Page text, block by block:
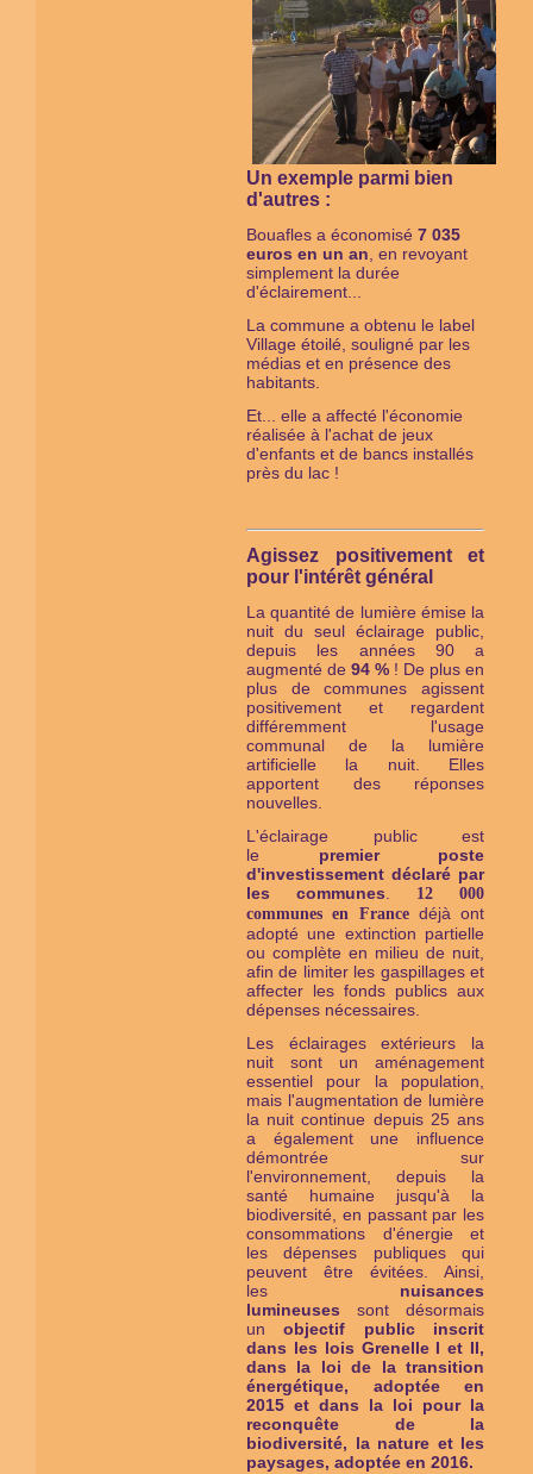
Un exemple parmi bien
d'autres :
Bouafles a économisé 7 035
euros en un an, en revoyant
simplement la durée
d'éclairement...
La commune a obtenu le label
Village étoilé, souligné par les
médias et en présence des
habitants.
Et... elle a affecté l'économie
réalisée à l'achat de jeux
d'enfants et de bancs installés
près du lac !
Agissez positivement et
pour l'intérêt général
La quantité de lumière émise la
nuit du seul éclairage public,
depuis les années 90 a
augmenté de 94 % ! De plus en
plus de communes agissent
positivement et regardent
différemment l'usage
communal de la lumière
artificielle la nuit. Elles
apportent des réponses
nouvelles.
L'éclairage public est
le premier
poste
d'investissement déclaré par
les communes. 12 000
communes en France déjà ont
adopté une extinction partielle
ou complète en milieu de nuit,
afin de limiter les gaspillages et
affecter les fonds publics aux
dépenses nécessaires.
Les éclairages extérieurs la
nuit sont un aménagement
essentiel pour la population,
mais l'augmentation de lumière
la nuit continue depuis 25 ans
a également une influence
démontrée sur
l'environnement, depuis la
santé humaine jusqu'à la
biodiversité, en passant par les
consommations d'énergie et
les dépenses publiques qui
peuvent être évitées. Ainsi,
les nuisances
lumineuses sont désormais
unobjectif public inscrit
dans les lois Grenelle I et II,
dans la loi de la transition
énergétique, adoptée en
2015 et dans la loi pour la
reconquête de la
biodiversité, la nature et les
paysages, adoptée en 2016.